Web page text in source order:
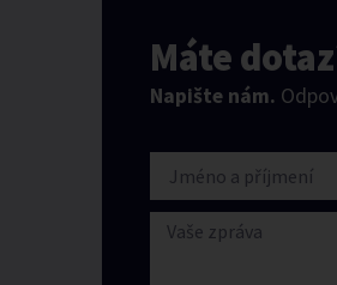
Máte
Napište nám.